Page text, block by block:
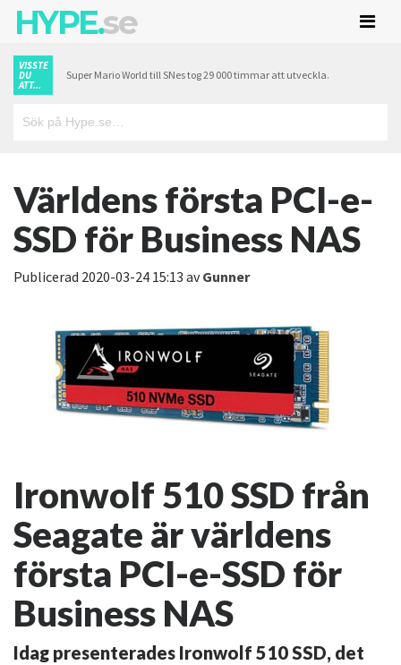
HYPE.se
VISSTE
DU
ATT...
Super Mario World till SNes tog 29 000 timmar att utveckla.
Världens första PCI-e-
SSD för Business NAS
Publicerad 2020-03-24 15:13 avGunner
Ironwolf 510 SSD från
Seagate är världens
första PCI-e-SSD för
Business NAS
Idag presenterades Ironwolf 510 SSD, det